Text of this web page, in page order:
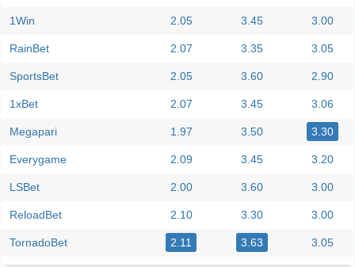
1Win 2.05 3.45 3.00
RainBet 2.07 3.35 3.05
SportsBet 2.05 3.60 2.90
1xBet 2.07 3.45 3.06
Megapari 1.97 3.50 3.30
Everygame 2.09 3.45 3.20
LSBet 2.00 3.60 3.00
ReloadBet 2.10 3.30 3.00
TornadoBet 2.11 3.63 3.05